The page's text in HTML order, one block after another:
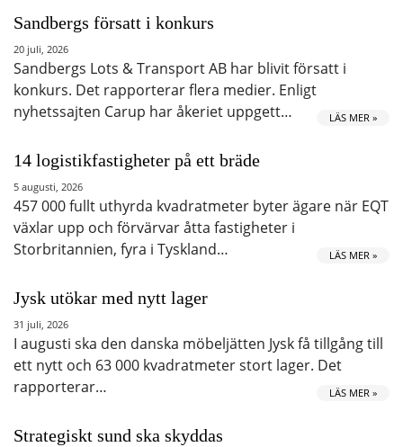
Sandbergs försatt i konkurs
20 juli, 2026
Sandbergs Lots & Transport AB har blivit försatt i
konkurs. Det rapporterar flera medier. Enligt
nyhetssajten Carup har åkeriet uppgett…
LÄS MER »
14 logistikfastigheter på ett bräde
5 augusti, 2026
457 000 fullt uthyrda kvadratmeter byter ägare när EQT
växlar upp och förvärvar åtta fastigheter i
Storbritannien, fyra i Tyskland…
LÄS MER »
Jysk utökar med nytt lager
31 juli, 2026
I augusti ska den danska möbeljätten Jysk få tillgång till
ett nytt och 63 000 kvadratmeter stort lager. Det
rapporterar…
LÄS MER »
Strategiskt sund ska skyddas